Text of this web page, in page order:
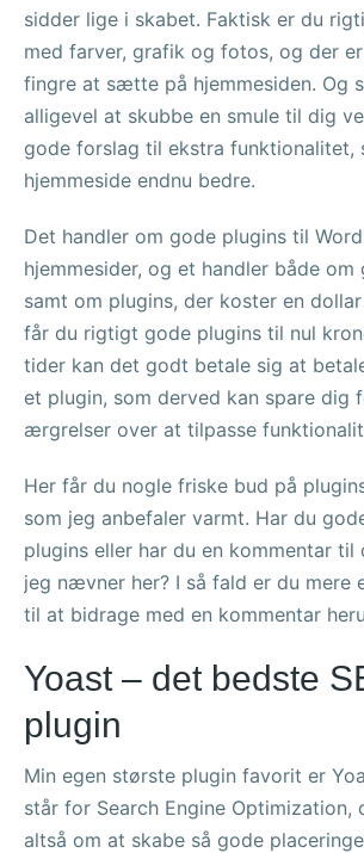
sidder lige i skabet. Faktisk er du
med farver, grafik og fotos, og der
fingre at sætte på hjemmesiden. Og
alligevel at skubbe en smule til dig
gode forslag til ekstra funktionalitet,
hjemmeside endnu bedre.
Det handler om gode plugins til
hjemmesider, og et handler både om
samt om plugins, der koster en
får du rigtigt gode plugins til nul
tider kan det godt betale sig at
et plugin, som derved kan spare dig
ærgrelser over at tilpasse
Her får du nogle friske bud på
som jeg anbefaler varmt. Har du
plugins eller har du en kommentar til
jeg nævner her? I så fald er du mere
til at bidrage med en kommentar
Yoast – det bedste
plugin
Min egen største plugin favorit er
står for Search Engine Optimization,
altså om at skabe så gode